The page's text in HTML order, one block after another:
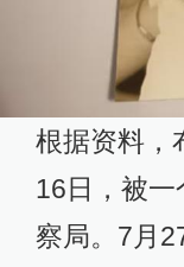
根据资料，
16日，被
察局。7月